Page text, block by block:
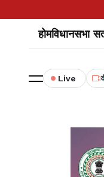
होमविधानसभा
Live